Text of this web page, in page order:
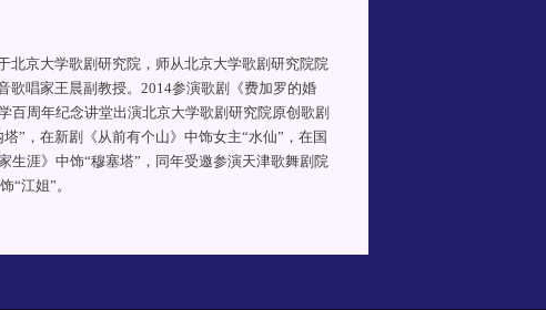
北京大学歌剧研究院，师从北京大学歌剧研究院院
歌唱家王晨副教授。2014参演歌剧《费加罗的婚
百周年纪念讲堂出演北京大学歌剧研究院原创歌剧
”，在新剧《从前有个山》中饰女主“水仙”，在国
生涯》中饰“穆塞塔”，同年受邀参演天津歌舞剧院
“江姐”。